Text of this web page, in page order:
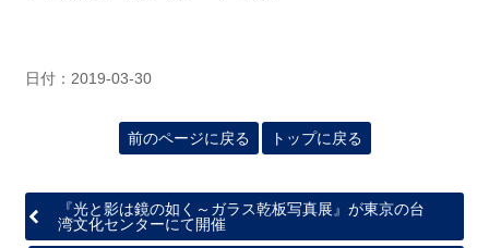
日付：2019-03-30
前のページに戻る トップに戻る
『光と影は鏡の如く～ガラス乾板写真展』が東京の台
湾文化センターにて開催